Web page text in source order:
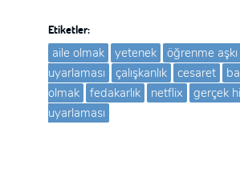
Etiketler:
aile olmak yetenek öğrenme aşkı
uyarlaması
çalışkanlık cesaret
olmak
fedakarlık netflix gerçek
uyarlaması